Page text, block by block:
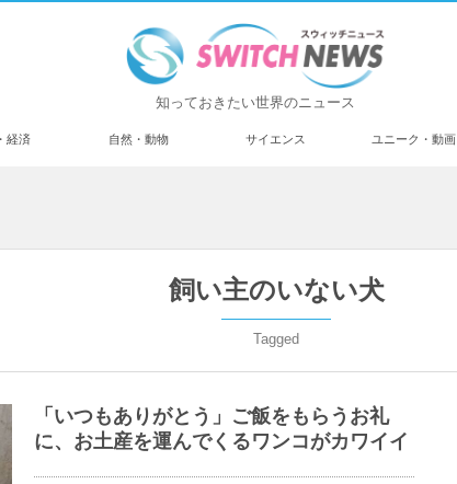
知っておきたい世界のニュース
経済 自然・動物 サイエンス ユニーク・動画
飼い主のいない犬
Tagged
「いつもありがとう」ご飯をもらうお礼
に、お土産を運んでくるワンコがカワイイ